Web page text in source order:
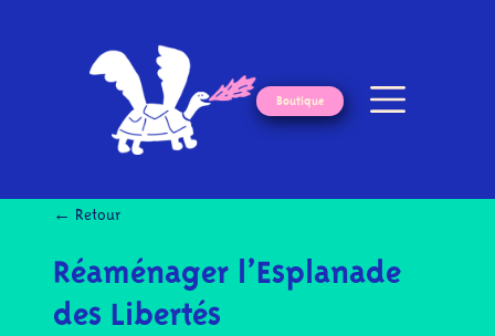
Boutique
← Retour
Réaménager l’Esplanade
des Libertés